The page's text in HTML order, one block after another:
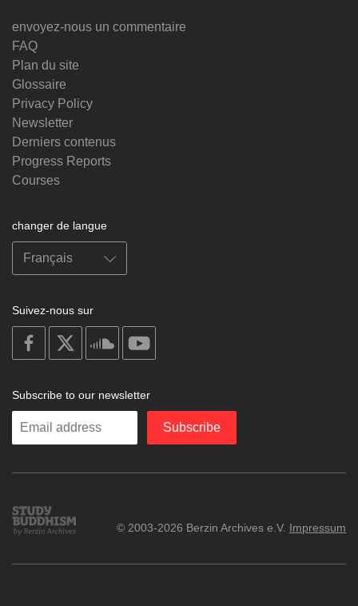
envoyez-nous un commentaire
FAQ
Plan du site
Glossaire
Privacy Policy
Newsletter
Derniers contenus
Progress Reports
Courses
changer de langue
Suivez-nous sur
on
facebook
soundcloud
Subscribe to our newsletter
Enter
Subscribe
Study
Buddhism
© 2003-2026 Berzin Archives e.V. Impressum